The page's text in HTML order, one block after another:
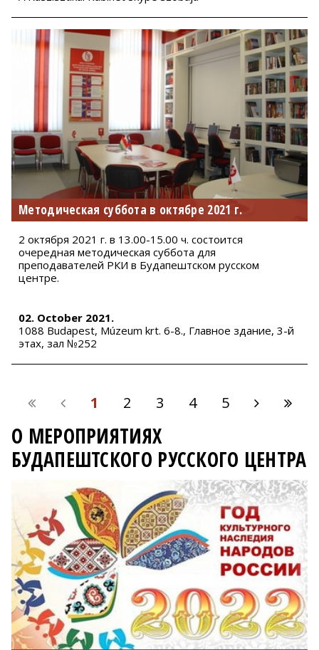
Методическая суббота в октябре 2021 г.
2 октября 2021 г. в 13.00-15.00 ч. состоится
очередная методическая суббота для
преподавателей РКИ в Будапештском русском
центре.
02. October 2021.
1088 Budapest, Múzeum krt. 6-8., Главное здание, 3-й
этах, зал №252
1 2 3 4 5
О МЕРОПРИЯТИЯХ
БУДАПЕШТСКОГО РУССКОГО ЦЕНТРА